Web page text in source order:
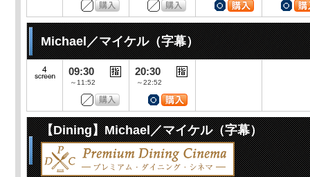
Michael／マイケル（字幕）
09:30
～11:52
20:30
～22:52
【Dining】Michael／マイケル（字幕）